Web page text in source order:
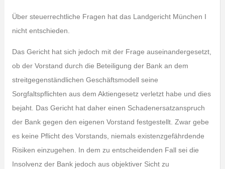
Über steuerrechtliche Fragen hat das Landgericht München I
nicht entschieden.
Das Gericht hat sich jedoch mit der Frage auseinandergesetzt,
ob der Vorstand durch die Beteiligung der Bank an dem
streitgegenständlichen Geschäftsmodell seine
Sorgfaltspflichten aus dem Aktiengesetz verletzt habe und dies
bejaht. Das Gericht hat daher einen Schadenersatzanspruch
der Bank gegen den eigenen Vorstand festgestellt. Zwar gebe
es keine Pflicht des Vorstands, niemals existenzgefährdende
Risiken einzugehen. In dem zu entscheidenden Fall sei die
Insolvenz der Bank jedoch aus objektiver Sicht zu